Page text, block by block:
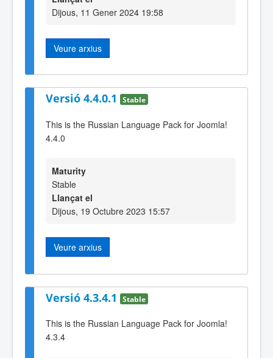
Dijous, 11 Gener 2024 19:58
Veure arxius
Versió 4.4.0.1 Stable
This is the Russian Language Pack for Joomla!
4.4.0
Maturity
Stable
Llançat el
Dijous, 19 Octubre 2023 15:57
Veure arxius
Versió 4.3.4.1 Stable
This is the Russian Language Pack for Joomla!
4.3.4